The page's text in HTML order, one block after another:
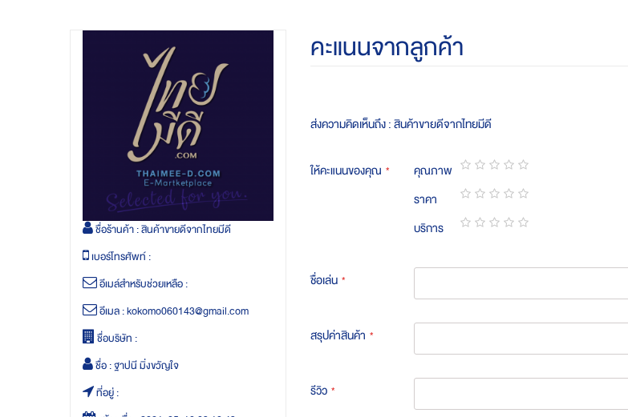
ชื่อร้านค้า :สินค้าขายดีจากไทยมีดี
เบอร์โทรศัพท์ :
อีเมล์สำหรับช่วยเหลือ :
อีเมล :kokomo060143@gmail.com
ชื่อบริษัท :
ชื่อ :ฐาปนี มิ่งขวัญใจ
ที่อยู่ :
คะแนนจากลูกค้า
ส่งความคิดเห็นถึง : สินค้าขายดีจากไทยมีดี
ให้คะแนนของคุณ คุณภาพ
1
star
2
stars
3
stars
4
stars
5
stars
ราคา
1
star
2
stars
3
stars
4
stars
5
stars
บริการ
ชื่อเล่น
สรุปค่าสินค้า
รีวิว